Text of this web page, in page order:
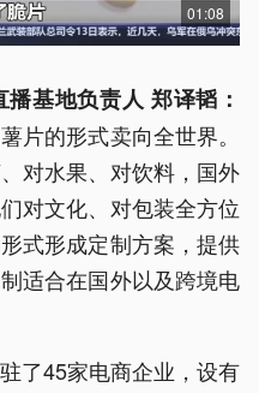
01:08
基地负责人 郑译韬：
片的形式卖向全世界。
对水果、对饮料，国外
对文化、对包装全方位
式形成定制方案，提供
适合在国外以及跨境电
了45家电商企业，设有